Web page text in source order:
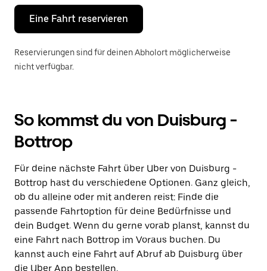
um
den
Kalender
schließen.
Eine Fahrt reservieren
Reservierungen sind für deinen Abholort möglicherweise
nicht verfügbar.
So kommst du von Duisburg -
Bottrop
Für deine nächste Fahrt über Uber von Duisburg -
Bottrop hast du verschiedene Optionen. Ganz gleich,
ob du alleine oder mit anderen reist: Finde die
passende Fahrtoption für deine Bedürfnisse und
dein Budget. Wenn du gerne vorab planst, kannst du
eine Fahrt nach Bottrop im Voraus buchen. Du
kannst auch eine Fahrt auf Abruf ab Duisburg über
die Uber App bestellen.